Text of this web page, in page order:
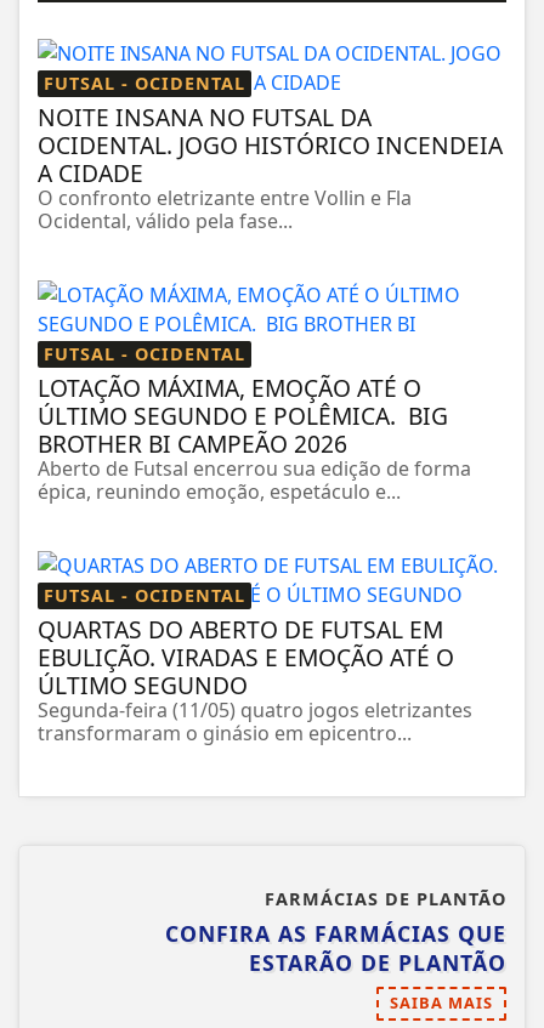
FUTSAL - OCIDENTAL
NOITE INSANA NO FUTSAL DA
OCIDENTAL. JOGO HISTÓRICO INCENDEIA
A CIDADE
O confronto eletrizante entre Vollin e Fla
Ocidental, válido pela fase...
FUTSAL - OCIDENTAL
LOTAÇÃO MÁXIMA, EMOÇÃO ATÉ O
ÚLTIMO SEGUNDO E POLÊMICA. BIG
BROTHER BI CAMPEÃO 2026
Aberto de Futsal encerrou sua edição de forma
épica, reunindo emoção, espetáculo e...
FUTSAL - OCIDENTAL
QUARTAS DO ABERTO DE FUTSAL EM
EBULIÇÃO. VIRADAS E EMOÇÃO ATÉ O
ÚLTIMO SEGUNDO
Segunda-feira (11/05) quatro jogos eletrizantes
transformaram o ginásio em epicentro...
FARMÁCIAS DE PLANTÃO
CONFIRA AS FARMÁCIAS QUE
ESTARÃO DE PLANTÃO
SAIBA MAIS